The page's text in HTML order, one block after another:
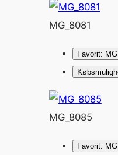
MG_8081
Favorit:
MG_8085
Favorit: